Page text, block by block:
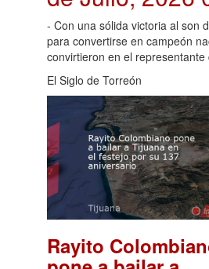
- Con una sólida victoria al son
para convertirse en campeón
convirtieron en el
El Siglo de Torreón
Rayito